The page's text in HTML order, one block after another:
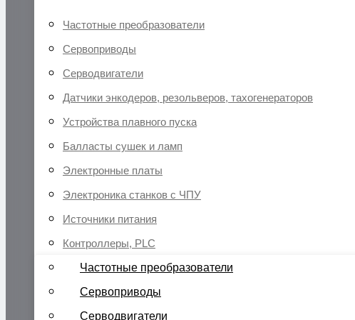
Частотные преобразователи
Сервоприводы
Серводвигатели
Датчики энкодеров, резольверов, тахогенераторов
Устройства плавного пуска
Балласты сушек и ламп
Электронные платы
Электроника станков с ЧПУ
Источники питания
Контроллеры, PLC
Частотные преобразователи
Сервоприводы
Серводвигатели